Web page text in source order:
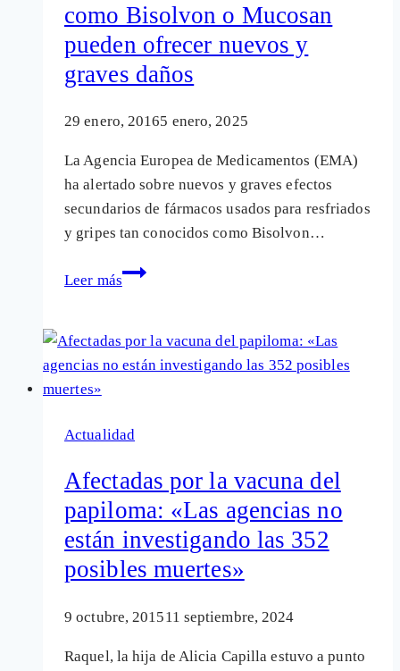
como Bisolvon o Mucosan
pueden ofrecer nuevos y
graves daños
29 enero, 20165 enero, 2025
La Agencia Europea de Medicamentos (EMA)
ha alertado sobre nuevos y graves efectos
secundarios de fármacos usados para resfriados
y gripes tan conocidos como Bisolvon…
Leer más
Medicamentos
gripe
como
Mucosan
ofrecer
nuevos
y
graves
daños
Actualidad
Afectadas por la vacuna del
papiloma: «Las agencias no
están investigando las 352
posibles muertes»
9 octubre, 201511 septiembre, 2024
Raquel, la hija de Alicia Capilla estuvo a punto